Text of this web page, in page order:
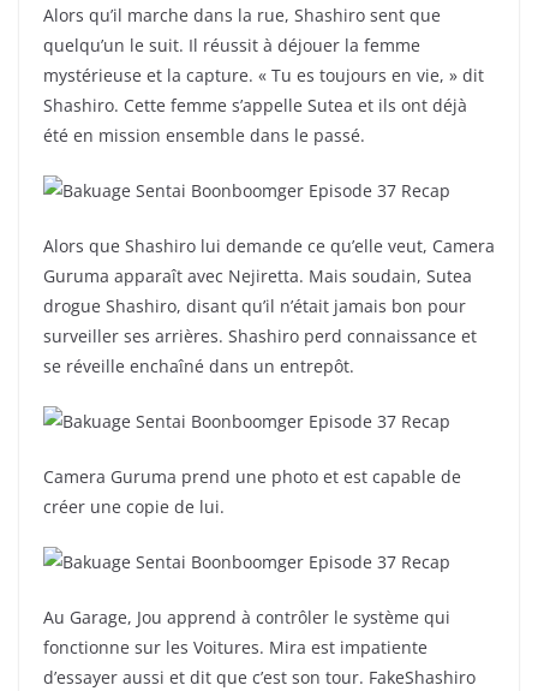
Alors qu’il marche dans la rue, Shashiro sent que
quelqu’un le suit. Il réussit à déjouer la femme
mystérieuse et la capture. « Tu es toujours en vie, » dit
Shashiro. Cette femme s’appelle Sutea et ils ont déjà
été en mission ensemble dans le passé.
Alors que Shashiro lui demande ce qu’elle veut, Camera
Guruma apparaît avec Nejiretta. Mais soudain, Sutea
drogue Shashiro, disant qu’il n’était jamais bon pour
surveiller ses arrières. Shashiro perd connaissance et
se réveille enchaîné dans un entrepôt.
Camera Guruma prend une photo et est capable de
créer une copie de lui.
Au Garage, Jou apprend à contrôler le système qui
fonctionne sur les Voitures. Mira est impatiente
d’essayer aussi et dit que c’est son tour. FakeShashiro